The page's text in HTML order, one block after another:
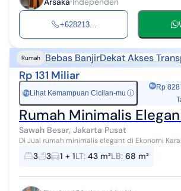
+628213...
Rumah Bebas BanjirDekat Akses
Rp 131 Miliar
Rp Lihat Kemampuan Cicilan-mu ⓘ
Rp 828
Rumah Minimalis
Sawah Besar, Jakarta Pusat
Di Jual rumah minimalis elegant di Ekonomi
rumah sakit husada lokasi strategis bebas banjir 2 Lantai 3 Kamar
tidur 3 Kamar ti...
3 3 1 + 1LT: 43 m²LB: 68 m²